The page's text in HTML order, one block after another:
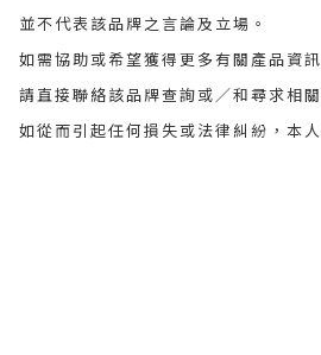
並不代表該品牌之言論及立場。
如需協助或希望獲得更多有關產品資訊
請直接聯絡該品牌查詢或∕和尋求相關
如從而引起任何損失或法律糾紛，本